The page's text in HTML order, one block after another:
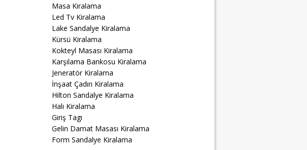
Masa Kiralama
Led Tv Kiralama
Lake Sandalye Kiralama
Kürsü Kiralama
Kokteyl Masası Kiralama
Karşılama Bankosu Kiralama
Jeneratör Kiralama
İnşaat Çadırı Kiralama
Hilton Sandalye Kiralama
Halı Kiralama
Giriş Tagı
Gelin Damat Masası Kiralama
Form Sandalye Kiralama